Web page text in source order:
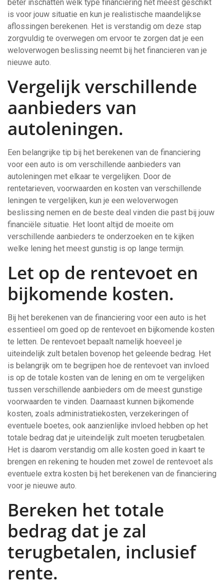
beter inschatten welk type financiering het meest geschikt
is voor jouw situatie en kun je realistische maandelijkse
aflossingen berekenen. Het is verstandig om deze stap
zorgvuldig te overwegen om ervoor te zorgen dat je een
weloverwogen beslissing neemt bij het financieren van je
nieuwe auto.
Vergelijk verschillende
aanbieders van
autoleningen.
Een belangrijke tip bij het berekenen van de financiering
voor een auto is om verschillende aanbieders van
autoleningen met elkaar te vergelijken. Door de
rentetarieven, voorwaarden en kosten van verschillende
leningen te vergelijken, kun je een weloverwogen
beslissing nemen en de beste deal vinden die past bij jouw
financiële situatie. Het loont altijd de moeite om
verschillende aanbieders te onderzoeken en te kijken
welke lening het meest gunstig is op lange termijn.
Let op de rentevoet en
bijkomende kosten.
Bij het berekenen van de financiering voor een auto is het
essentieel om goed op de rentevoet en bijkomende kosten
te letten. De rentevoet bepaalt namelijk hoeveel je
uiteindelijk zult betalen bovenop het geleende bedrag. Het
is belangrijk om te begrijpen hoe de rentevoet van invloed
is op de totale kosten van de lening en om te vergelijken
tussen verschillende aanbieders om de meest gunstige
voorwaarden te vinden. Daarnaast kunnen bijkomende
kosten, zoals administratiekosten, verzekeringen of
eventuele boetes, ook aanzienlijke invloed hebben op het
totale bedrag dat je uiteindelijk zult moeten terugbetalen.
Het is daarom verstandig om alle kosten goed in kaart te
brengen en rekening te houden met zowel de rentevoet als
eventuele extra kosten bij het berekenen van de financiering
voor je nieuwe auto.
Bereken het totale
bedrag dat je zal
terugbetalen, inclusief
rente.